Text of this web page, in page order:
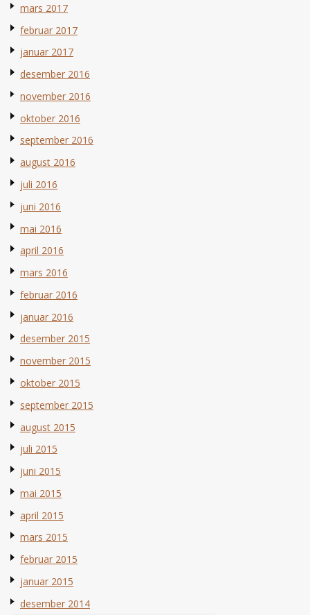
mars 2017
februar 2017
januar 2017
desember 2016
november 2016
oktober 2016
september 2016
august 2016
juli 2016
juni 2016
mai 2016
april 2016
mars 2016
februar 2016
januar 2016
desember 2015
november 2015
oktober 2015
september 2015
august 2015
juli 2015
juni 2015
mai 2015
april 2015
mars 2015
februar 2015
januar 2015
desember 2014